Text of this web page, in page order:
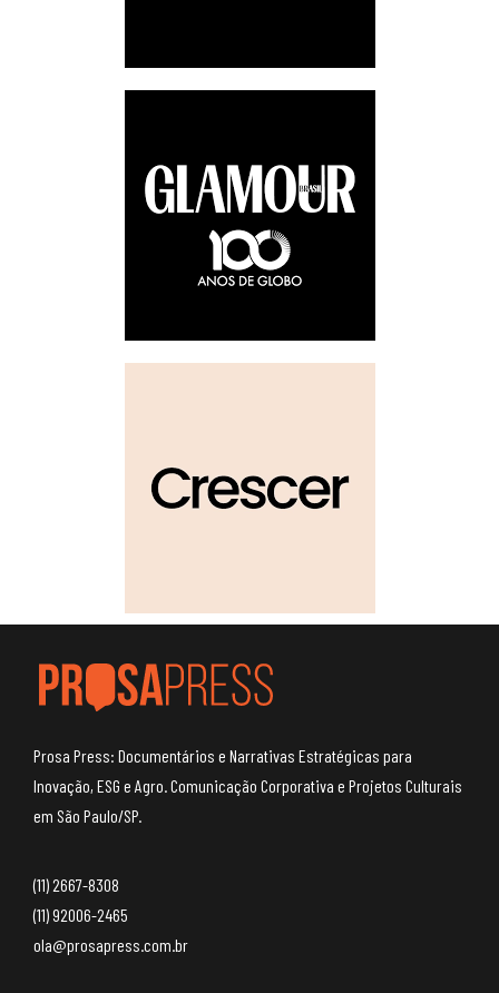
Prosa Press: Documentários e Narrativas Estratégicas para
Inovação, ESG e Agro. Comunicação Corporativa e Projetos Culturais
em São Paulo/SP.
(11) 2667-8308
(11) 92006-2465
ola@prosapress.com.br